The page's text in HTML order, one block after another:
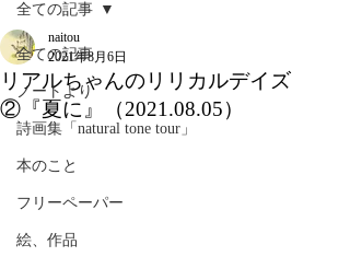
全ての記事
ノートより
詩画集「natural tone tour」
本のこと
フリーペーパー
絵、作品
全ての記事
リアルちゃんのリリカルデイズ
②『夏に』（2021.08.05）
naitou
2021年8月6日